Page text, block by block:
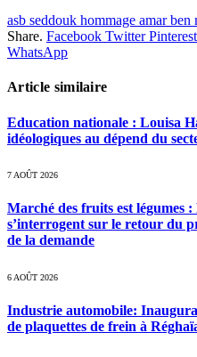
asb seddouk hommage amar
Share. Facebook Twitter Pinterest
WhatsApp
Article similaire
Education nationale : Louisa
idéologiques au dépend du
7 AOÛT 2026
Marché des fruits est légumes
s’interrogent sur le retour du
de la demande
6 AOÛT 2026
Industrie automobile:
de plaquettes de frein à